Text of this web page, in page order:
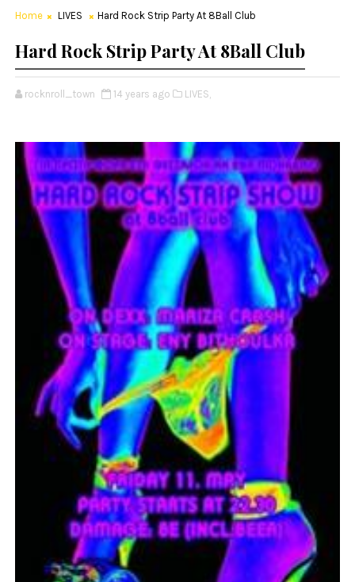
Home LIVES Hard Rock Strip Party At 8Ball Club
Hard Rock Strip Party At 8Ball Club
rocknroll_town 14 years ago LIVES,